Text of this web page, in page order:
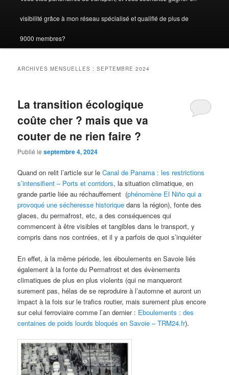
visibilité grâce à mon réseau spécialisé et qualifié de plus de
9000 membres?
ARCHIVES MENSUELLES :SEPTEMBRE 2024
La transition écologique
coûte cher ? mais que va
couter de ne rien faire ?
Publié leseptembre 4, 2024
Quand on relit l’article sur leCanal de Panama : les restrictions
s’intensifient – Ports et corridors, la situation climatique, en
grande partie liée au réchauffement (phénomène El Niño qui a
provoqué une sécheresse historique dans la région), fonte des
glaces, du permafrost, etc, a des conséquences qui
commencent à être visibles et tangibles dans le transport, y
compris dans nos contrées, et il y a parfois de quoi s’inquiéter
En effet, à la même période, les éboulements en Savoie liés
également à la fonte du Permafrost et des évènements
climatiques de plus en plus violents (qui ne manqueront
surement pas, hélas de se reproduire à l’automne et auront un
impact à la fois sur le trafics routier, mais surement plus encore
sur celui ferroviaire comme l’an dernier : Eboulements : des
centaines de poids lourds bloqués en Savoie – TRM24.fr).